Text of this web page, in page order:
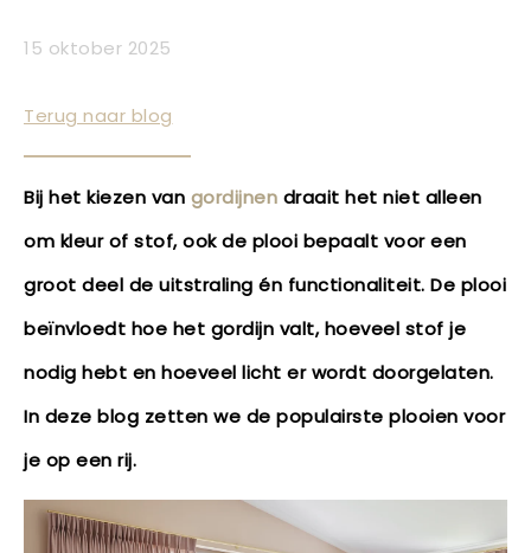
15 oktober 2025
Terug naar blog
Bij het kiezen van gordijnen draait het niet alleen
om kleur of stof, ook de plooi bepaalt voor een
groot deel de uitstraling én functionaliteit. De plooi
beïnvloedt hoe het gordijn valt, hoeveel stof je
nodig hebt en hoeveel licht er wordt doorgelaten.
In deze blog zetten we de populairste plooien voor
je op een rij.